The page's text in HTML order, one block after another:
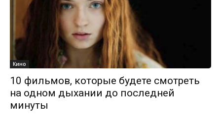
Кино
10 фильмов, которые будете смотреть
на одном дыхании до последней
минуты